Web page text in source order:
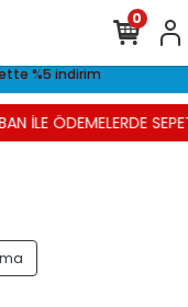
%5 indirim
İLE ÖDEMELERDE
0